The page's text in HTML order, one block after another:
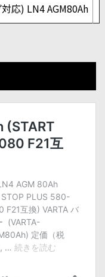
応) LN4 AGM80Ah